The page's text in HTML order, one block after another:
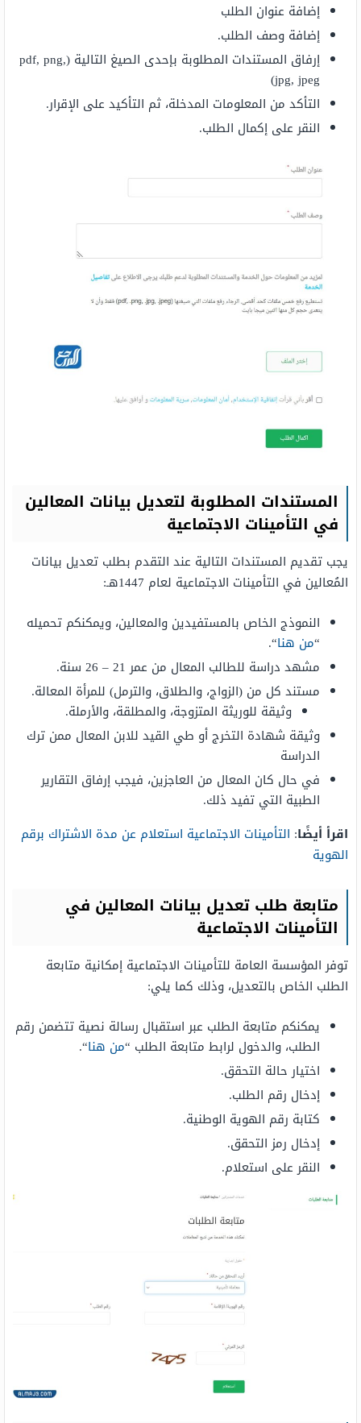
إضافة عنوان الطلب
إضافة وصف الطلب.
إرفاق المستندات المطلوبة بإحدى الصيغ التالية (pdf, png,
jpg, jpeg)
التأكد من المعلومات المدخلة، ثم التأكيد على الإقرار.
النقر على إكمال الطلب.
المستندات المطلوبة لتعديل بيانات المعالين
في التأمينات الاجتماعية
يجب تقديم المستندات التالية عند التقدم بطلب تعديل بيانات
المُعالين في التأمينات الاجتماعية لعام 1447هـ:
النموذج الخاص بالمستفيدين والمعالين، ويمكنكم تحميله
“من هنا“.
مشهد دراسة للطالب المعال من عمر 21 – 26 سنة.
مستند كل من (الزواج، والطلاق، والترمل) للمرأة المعالة.
وثيقة للوريثة المتزوجة، والمطلقة، والأرملة.
وثيقة شهادة التخرج أو طي القيد للابن المعال ممن ترك
الدراسة
في حال كان المعال من العاجزين، فيجب إرفاق التقارير
الطبية التي تفيد ذلك.
اقرأ أيضًا: التأمينات الاجتماعية استعلام عن مدة الاشتراك برقم
الهوية
متابعة طلب تعديل بيانات المعالين في
التأمينات الاجتماعية
توفر المؤسسة العامة للتأمينات الاجتماعية إمكانية متابعة
الطلب الخاص بالتعديل، وذلك كما يلي:
يمكنكم متابعة الطلب عبر استقبال رسالة نصية تتضمن رقم
الطلب، والدخول لرابط متابعة الطلب “من هنا“.
اختيار حالة التحقق.
إدخال رقم الطلب.
كتابة رقم الهوية الوطنية.
إدخال رمز التحقق.
النقر على استعلام.